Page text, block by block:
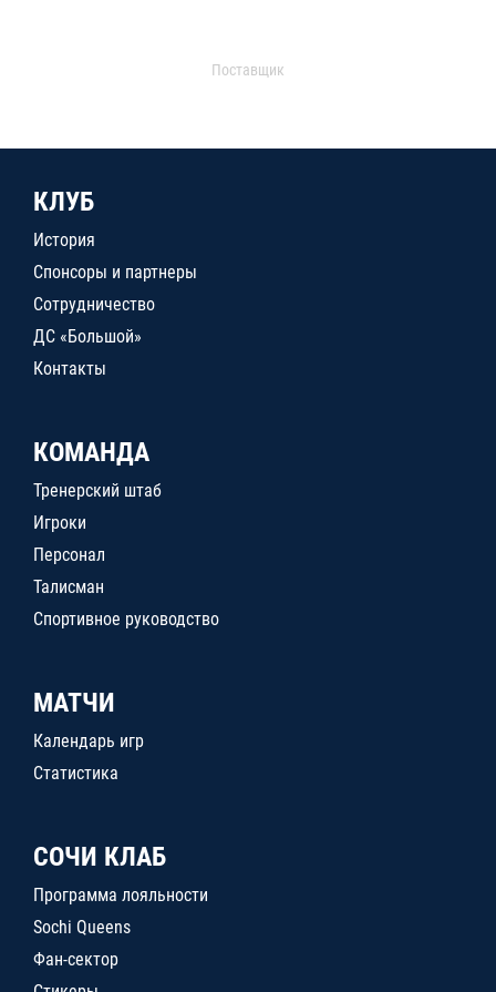
Поставщик
КЛУБ
История
Спонсоры и партнеры
Сотрудничество
ДС «Большой»
Контакты
КОМАНДА
Тренерский штаб
Игроки
Персонал
Талисман
Спортивное руководство
МАТЧИ
Календарь игр
Статистика
СОЧИ КЛАБ
Программа лояльности
Sochi Queens
Фан-сектор